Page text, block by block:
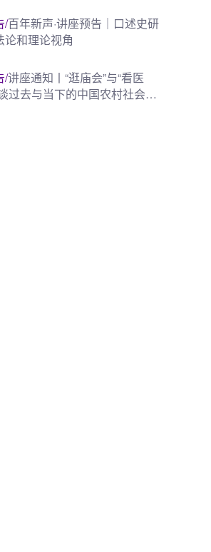
/百年新声·讲座预告｜口述史研
论和理论视角
/讲座通知丨“逛庙会”与“看医
过去与当下的中国农村社会研